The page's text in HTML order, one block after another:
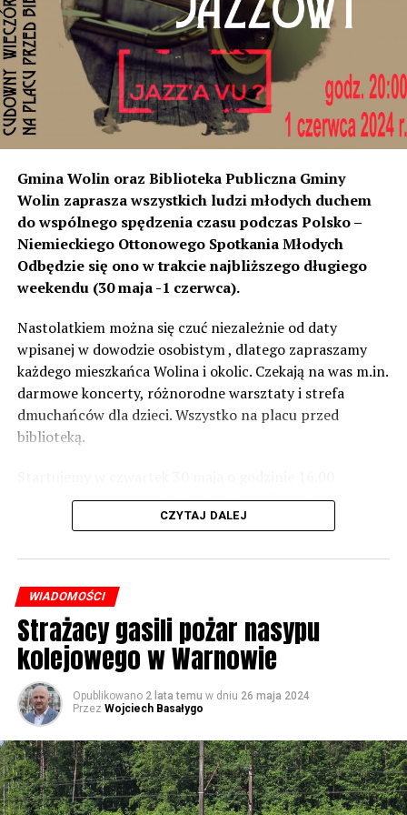
rozumiemy, że natężenie dźwięku wystarczyło do ich
instalacji, to na tym odcinku generują dokładnie ten sam
poziom dźwięku co tam. Sprawdzałyśmy, że odległość
naszych nieruchomości od drogi jest taka sama, a nawet
w stosunku do niektórych mniejsza niż tych, które są na
początku miejscowości chronione ekranami – mówi
Jolanta Podhajska.
Przedstawiciel GDDKiA mówi, że po roku od oddania
inwestycji będzie przeprowadzona ponowna analiza
hałasu, jeśli decybeli będzie więcej niż sądzono –
wówczas ekrany zostaną zamontowane.
– Jeżeli wyjdzie na to, że są przekroczone normy, to
zabezpieczeń. Dopóki nie będzie tych przekroczonych
norm dopuszczalnego hałasu, no to nie możemy nic
zrobić. Tam są odpowiednie normy – 61 i 56 decybeli –
zaznacza.
Foto: Wojciech Basałygo
Gmina Wolin oraz Biblioteka Publiczna Gminy
Wolin zaprasza wszystkich ludzi młodych duchem
do wspólnego spędzenia czasu podczas Polsko –
Niemieckiego Ottonowego Spotkania Młodych
Odbędzie się ono w trakcie najbliższego długiego
weekendu (30 maja -1 czerwca).
Nastolatkiem można się czuć niezależnie od daty
wpisanej w dowodzie osobistym , dlatego zapraszamy
każdego mieszkańca Wolina i okolic. Czekają na was m.in.
darmowe koncerty, różnorodne warsztaty i strefa
dmuchańców dla dzieci. Wszystko na placu przed
biblioteką.
występami zespołów „Yellow” i „Specyficzni”.
CZYTAJ DALEJ
WIADOMOŚCI
Strażacy gasili pożar nasypu
kolejowego w Warnowie
Opublikowano 2 lata temu w dniu 26 maja 2024
Przez Wojciech Basałygo